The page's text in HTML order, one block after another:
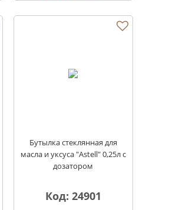
Бутылка стеклянная для
масла и уксуса "Astell" 0,25л с
дозатором
Код: 24901